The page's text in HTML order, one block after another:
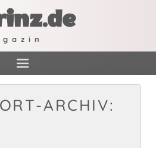
ARCHIV: